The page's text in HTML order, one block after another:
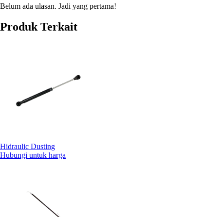
Belum ada ulasan. Jadi yang pertama!
Produk Terkait
Hidraulic Dusting
Hubungi untuk harga